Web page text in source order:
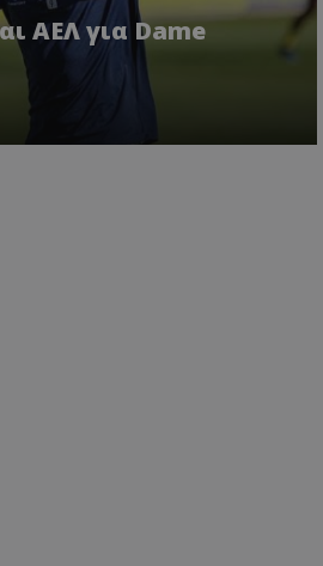
ΑΕΛ για Dame